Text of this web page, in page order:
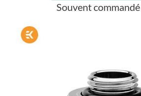
Souvent commandé